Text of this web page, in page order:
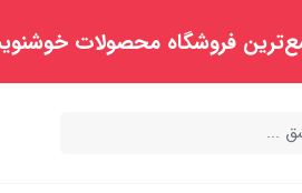
فروشگاه محصولات